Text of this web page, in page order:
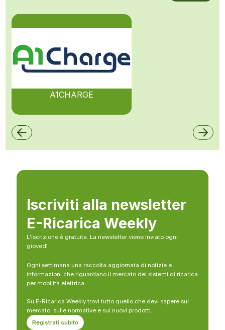
A1CHARGE
Iscriviti alla newsletter
E-Ricarica Weekly
L’iscrizione è gratuita. La newsletter viene inviato ogni
giovedì
Ogni settimana una raccolta aggiornata di notizie e
informazioni che riguardano il mercato dei sistemi di ricarica
per mobilità elettrica.
Su E-Ricarica Weekly trovi tutto quello che devi sapere sul
mercato, sulle normative e sui nuovi prodotti.
Registrati subito